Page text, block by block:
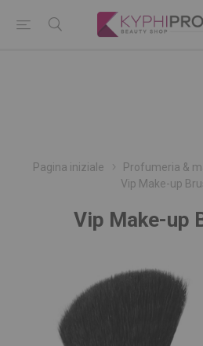
Pagina iniziale Profumeria &
Vip Make-up
Vip Make-up